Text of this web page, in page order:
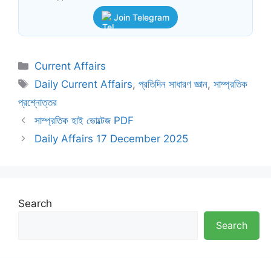
Join Telegram
Categories
Current Affairs
Tags
Daily Current Affairs,প্রতিদিন সাধারণ জ্ঞান,সাম্প্রতিক
প্রশ্নোত্তর
সাম্প্রতিক হাই ভোল্টেজ PDF
Daily Affairs 17 December 2025
Search
Search